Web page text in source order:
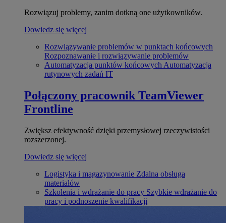
Rozwiązuj problemy, zanim dotkną one użytkowników.
Dowiedz się więcej
Rozwiązywanie problemów w punktach końcowych
Rozpoznawanie i rozwiązywanie problemów
Automatyzacja punktów końcowych Automatyzacja
rutynowych zadań IT
Połączony pracownik TeamViewer
Frontline
Zwiększ efektywność dzięki przemysłowej rzeczywistości
rozszerzonej.
Dowiedz się więcej
Logistyka i magazynowanie Zdalna obsługa
materiałów
Szkolenia i wdrażanie do pracy Szybkie wdrażanie do
pracy i podnoszenie kwalifikacji